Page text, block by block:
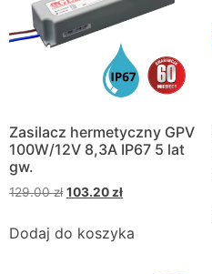
Zasilacz hermetyczny GPV
100W/12V 8,3A IP67 5 lat
gw.
129.00zł 103.20 zł
Dodaj do koszyka